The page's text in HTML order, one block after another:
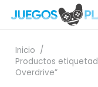
Inicio /
Productos
Overdrive”